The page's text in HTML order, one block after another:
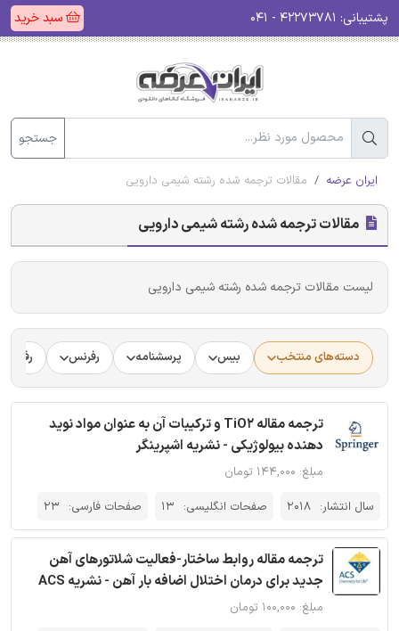
پشتیبانی: سبد خرید
جستجو
ایران عرضه مقالات ترجمه شده رشته شیمی دارویی
مقالات ترجمه شده رشته شیمی دارویی
لیست مقالات ترجمه شده رشته شیمی دارویی
دسته‌های منتخب بیس پرسشنامه رفرنس
ترجمه مقاله TiO2 و ترکیبات آن به عنوان مواد نوید
دهنده بیولوژیکی - نشریه اشپرینگر
مبلغ: ۱۴۴,۰۰۰ تومان
سال انتشار: 2018 صفحات انگلیسی: 13 صفحات فارسی: 23
ترجمه مقاله روابط ساختار-فعالیت شلاتورهای آهن
جدید برای درمان اختلال اضافه بار آهن - نشریه ACS
مبلغ: ۱۰۰,۰۰۰ تومان